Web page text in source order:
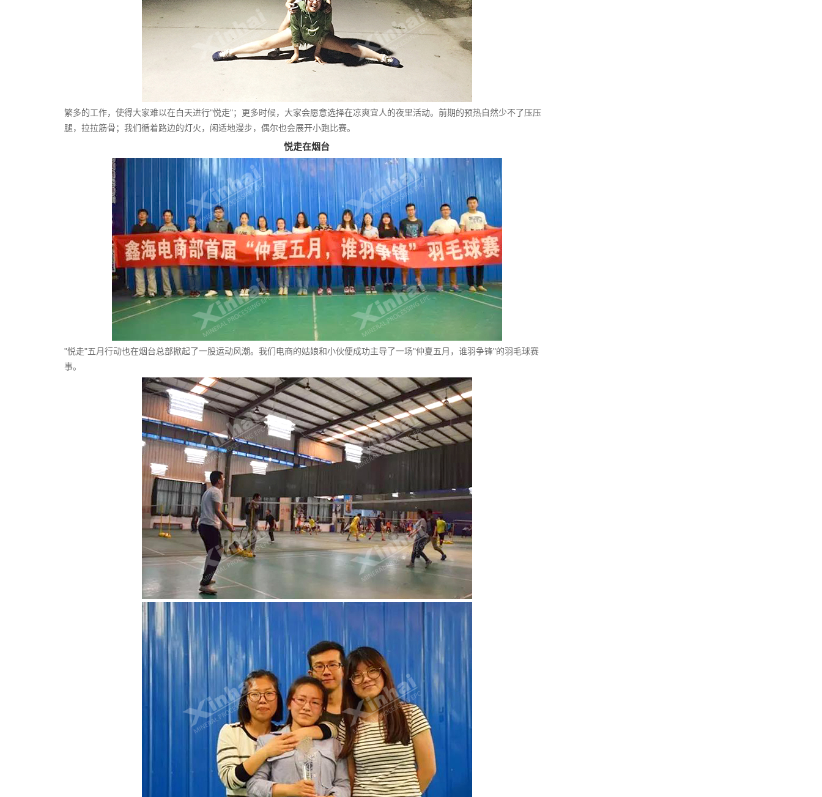
繁多的工作，使得大家难以在白天进行"悦走"；更多时候，大家会愿意选择在凉爽宜人的夜里活动。前期的预热自然少不了压压
腿，拉拉筋骨；我们循着路边的灯火，闲适地漫步，偶尔也会展开小跑比赛。
悦走在烟台
"悦走"五月行动也在烟台总部掀起了一股运动风潮。我们电商的姑娘和小伙便成功主导了一场"仲夏五月，谁羽争锋"的羽毛球赛
事。